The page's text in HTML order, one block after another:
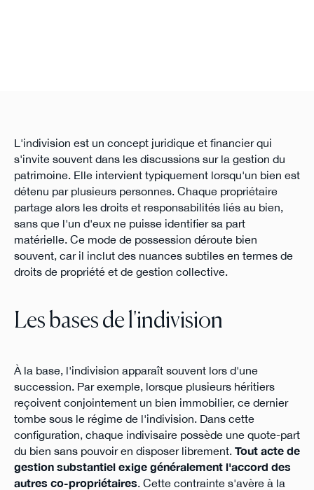
L'indivision est un concept juridique et financier qui
s'invite souvent dans les discussions sur la gestion du
patrimoine. Elle intervient typiquement lorsqu'un bien est
détenu par plusieurs personnes. Chaque propriétaire
partage alors les droits et responsabilités liés au bien,
sans que l'un d'eux ne puisse identifier sa part
matérielle. Ce mode de possession déroute bien
souvent, car il inclut des nuances subtiles en termes de
droits de propriété et de gestion collective.
Les bases de l'indivision
À la base, l'indivision apparaît souvent lors d'une
succession. Par exemple, lorsque plusieurs héritiers
reçoivent conjointement un bien immobilier, ce dernier
tombe sous le régime de l'indivision. Dans cette
configuration, chaque indivisaire possède une quote-part
du bien sans pouvoir en disposer librement. Tout acte de
gestion substantiel exige généralement l'accord des
autres co-propriétaires. Cette contrainte s'avère à la